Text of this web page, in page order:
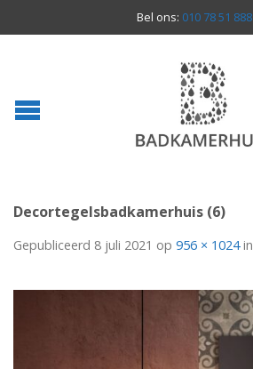
Bel ons: 010 78 51 888
Decortegelsbadkamerhuis (6)
Gepubliceerd 8 juli 2021 op 956 × 1024in